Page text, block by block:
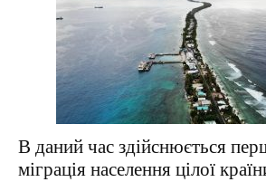
В даний час здійснюється
міграція населення цілої